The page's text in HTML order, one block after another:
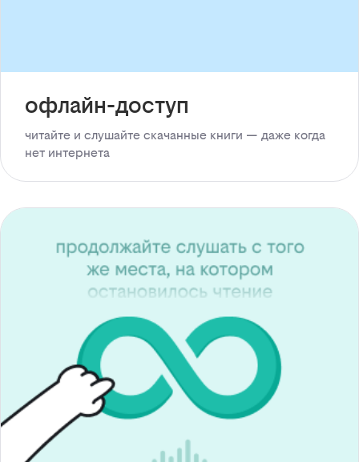
офлайн-доступ
читайте и слушайте скачанные книги — даже когда
нет интернета